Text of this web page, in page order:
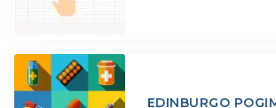
EDINBURGO